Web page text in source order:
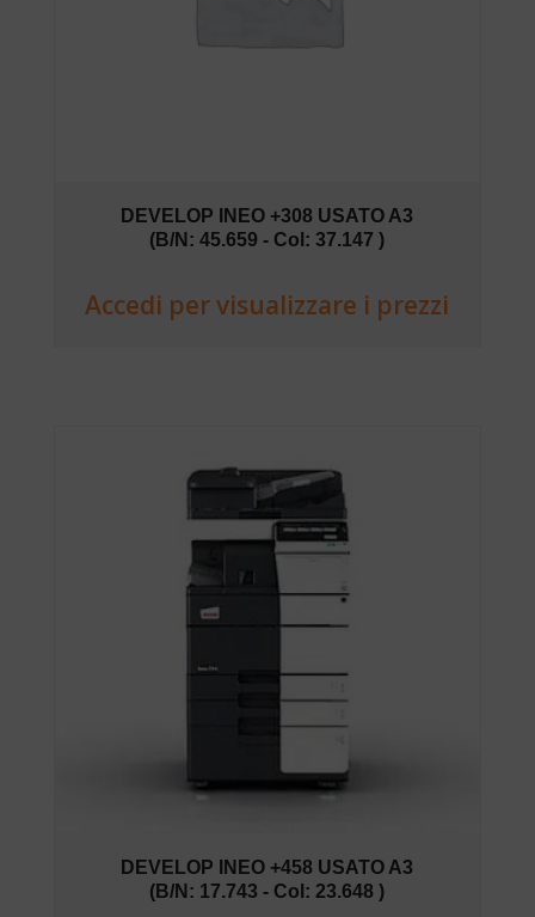
DEVELOP INEO +308 USATO A3
(B/N: 45.659 - Col: 37.147 )
Accedi per visualizzare i prezzi
DEVELOP INEO +458 USATO A3
(B/N: 17.743 - Col: 23.648 )